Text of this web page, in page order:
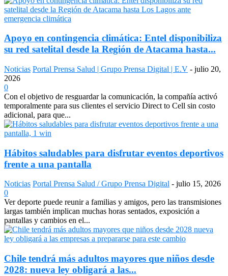
Apoyo en contingencia climática: Entel disponibiliza
su red satelital desde la Región de Atacama hasta...
Noticias Portal Prensa Salud | Grupo Prensa Digital | E.V - julio 20,
2026
0
Con el objetivo de resguardar la comunicación, la compañía activó
temporalmente para sus clientes el servicio Direct to Cell sin costo
adicional, para que...
Hábitos saludables para disfrutar eventos deportivos
frente a una pantalla
Noticias Portal Prensa Salud / Grupo Prensa Digital - julio 15, 2026
0
Ver deporte puede reunir a familias y amigos, pero las transmisiones
largas también implican muchas horas sentados, exposición a
pantallas y cambios en el...
Chile tendrá más adultos mayores que niños desde
2028: nueva ley obligará a las...